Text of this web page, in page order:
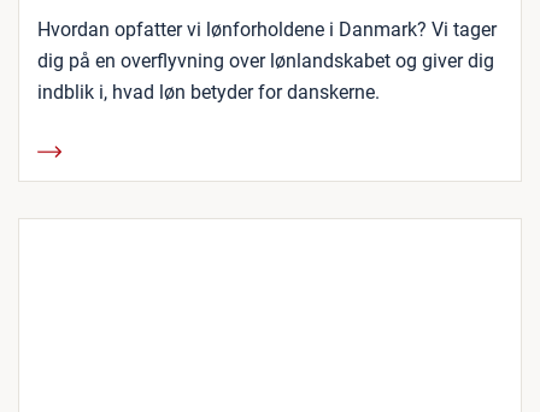
Hvordan opfatter vi lønforholdene i Danmark? Vi tager
dig på en overflyvning over lønlandskabet og giver dig
indblik i, hvad løn betyder for danskerne.